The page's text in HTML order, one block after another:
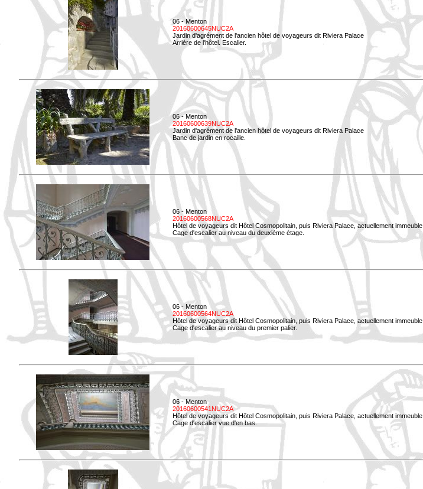
06 - Menton
20160600645NUC2A
Jardin d'agrément de l'ancien hôtel de voyageurs dit Riviera Palace
Arrière de l'hôtel. Escalier.
06 - Menton
20160600639NUC2A
Jardin d'agrément de l'ancien hôtel de voyageurs dit Riviera Palace
Banc de jardin en rocaille.
06 - Menton
20160600568NUC2A
Hôtel de voyageurs dit Hôtel Cosmopolitain, puis Riviera Palace, actuellement immeuble
Cage d'escalier au niveau du deuxième étage.
06 - Menton
20160600564NUC2A
Hôtel de voyageurs dit Hôtel Cosmopolitain, puis Riviera Palace, actuellement immeuble
Cage d'escalier au niveau du premier palier.
06 - Menton
20160600541NUC2A
Hôtel de voyageurs dit Hôtel Cosmopolitain, puis Riviera Palace, actuellement immeuble
Cage d'escalier vue d'en bas.